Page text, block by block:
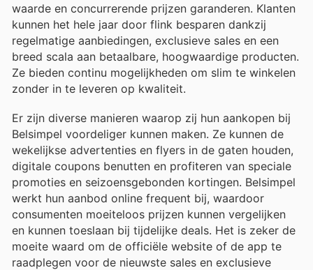
waarde en concurrerende prijzen garanderen. Klanten
kunnen het hele jaar door flink besparen dankzij
regelmatige aanbiedingen, exclusieve sales en een
breed scala aan betaalbare, hoogwaardige producten.
Ze bieden continu mogelijkheden om slim te winkelen
zonder in te leveren op kwaliteit.
Er zijn diverse manieren waarop zij hun aankopen bij
Belsimpel voordeliger kunnen maken. Ze kunnen de
wekelijkse advertenties en flyers in de gaten houden,
digitale coupons benutten en profiteren van speciale
promoties en seizoensgebonden kortingen. Belsimpel
werkt hun aanbod online frequent bij, waardoor
consumenten moeiteloos prijzen kunnen vergelijken
en kunnen toeslaan bij tijdelijke deals. Het is zeker de
moeite waard om de officiële website of de app te
raadplegen voor de nieuwste sales en exclusieve